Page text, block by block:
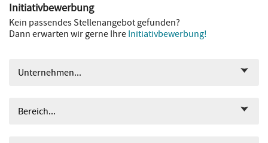
Unternehmen...
Bereich...
Initiativbewerbung
Kein passendes Stellenangebot gefunden?
Dann erwarten wir gerne Ihre Initiativbewerbung!